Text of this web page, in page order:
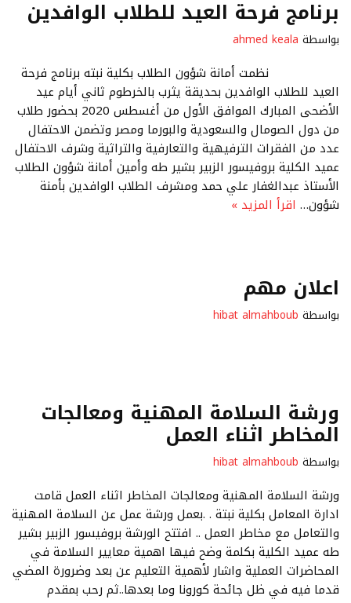
برنامج فرحة العيد للطلاب الوافدين
بواسطة ahmed keala
نظمت أمانة شؤون الطلاب بكلية نبته برنامج فرحة
العيد للطلاب الوافدين بحديقة يثرب بالخرطوم ثاني أيام عيد
الأضحى المبارك الموافق الأول من أغسطس 2020 بحضور طلاب
من دول الصومال والسعودية والبورما ومصر وتضمن الاحتفال
عدد من الفقرات الترفيهية والتعارفية والتراثية وشرف الاحتفال
عميد الكلية بروفيسور الزبير بشير طه وأمين أمانة شؤون الطلاب
الأستاذ عبدالغفار علي حمد ومشرف الطلاب الوافدين بأمنة
شؤون… اقرأ المزيد »
اعلان مهم
بواسطة hibat almahboub
ورشة السلامة المهنية ومعالجات
المخاطر اثناء العمل
بواسطة hibat almahboub
ورشة السلامة المهنية ومعالجات المخاطر اثناء العمل قامت
ادارة المعامل بكلية نبتة . .بعمل ورشة عمل عن السلامة المهنية
والتعامل مع مخاطر العمل .. افتتح الورشة بروفيسور الزبير بشير
طه عميد الكلية بكلمة وضح فيها اهمية معايير السلامة في
المحاضرات العملية واشار لأهمية التعليم عن بعد وضرورة المضي
قدما فيه في ظل جائحة كورونا وما بعدها..ثم رحب بمقدم